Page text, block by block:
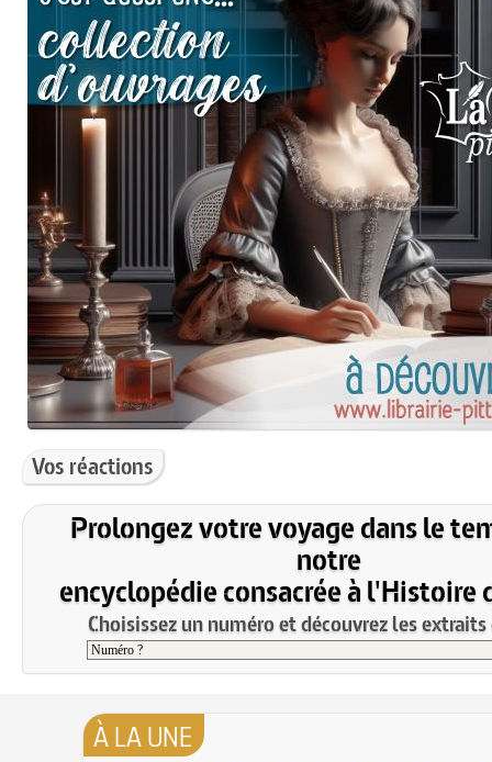
Vos réactions
Prolongez votre voyage dans le
notre
encyclopédie consacrée à l'Histoire
Choisissez un numéro et découvrez les
À LA UNE